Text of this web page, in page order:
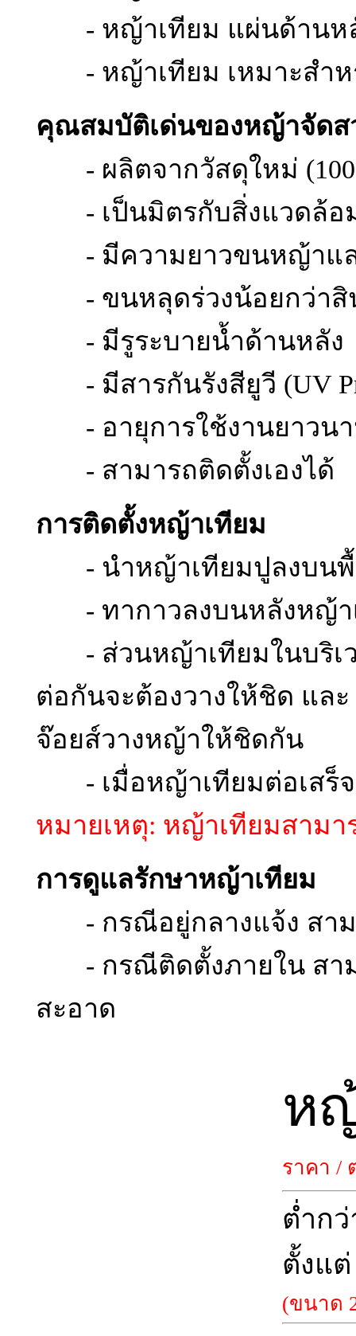
- หญ้าเทียม แผ่นด้านหลั
- หญ้าเทียม เหมาะสำห
คุณสมบัติเด่นของหญ้าจัดส
- ผลิตจากวัสดุใหม่
- เป็นมิตรกับสิ่งแวดล้อ
- มีความยาวขนหญ้าแล
- ขนหลุดร่วงน้อยกว่าสิ
- มีรูระบายน้ำด้านหลัง
- มีสารกันรังสียูวี (UV
- อายุการใช้งานยาวนา
- สามารถติดตั้งเองได้
การติดตั้งหญ้าเทียม
- นำหญ้าเทียมปูลงบนพื้น
- ทากาวลงบนหลังหญ้าเ
- ส่วนหญ้าเทียมในบริเ
ต่อกันจะต้องวางให้ชิด แล
จ๊อยส์วางหญ้าให้ชิดกัน
- เมื่อหญ้าเทียมต่อเสร็จ
หมายเหตุ: หญ้าเทียมสาม
การดูแลรักษาหญ้าเทียม
- กรณีอยู่กลางแจ้ง สาม
- กรณีติดตั้งภายใน สาม
สะอาด
ห
ราคา /
ต่ำก
ตั้งแ
(ขนาด